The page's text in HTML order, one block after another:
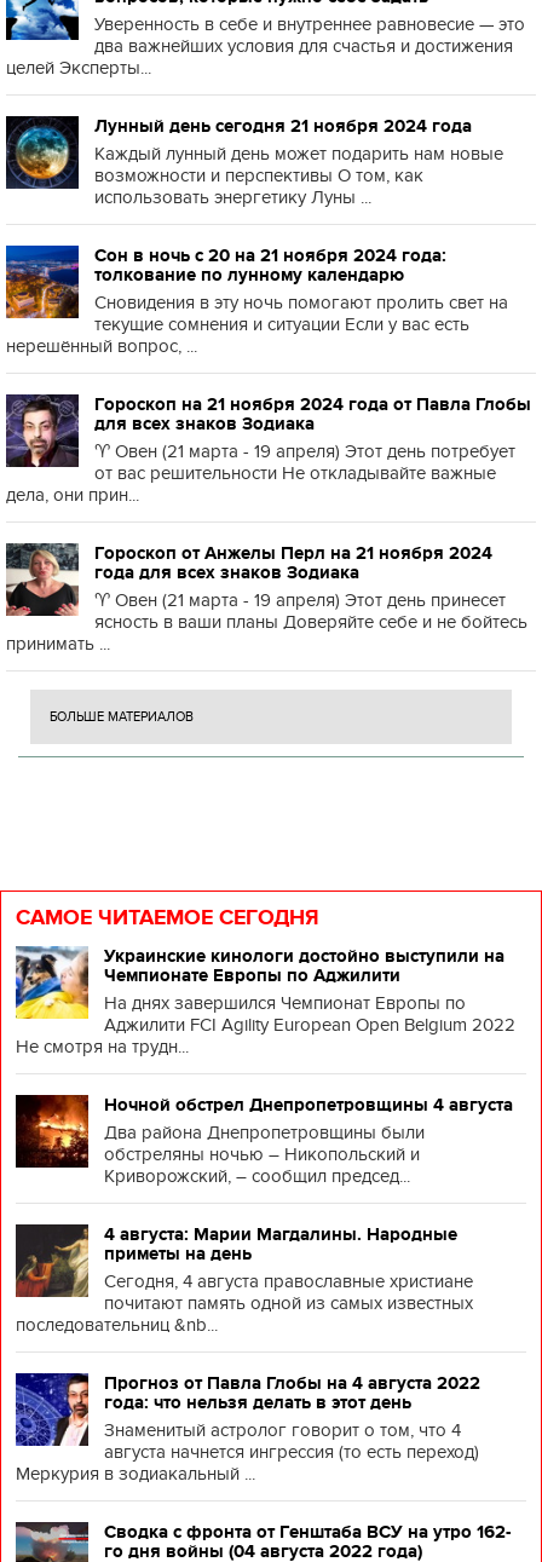
Уверенность в себе и внутреннее равновесие — это
два важнейших условия для счастья и достижения
целей Эксперты...
Лунный день сегодня 21 ноября 2024 года
Каждый лунный день может подарить нам новые
возможности и перспективы О том, как
использовать энергетику Луны ...
Сон в ночь с 20 на 21 ноября 2024 года:
толкование по лунному календарю
Сновидения в эту ночь помогают пролить свет на
текущие сомнения и ситуации Если у вас есть
нерешённый вопрос, ...
Гороскоп на 21 ноября 2024 года от Павла Глобы
для всех знаков Зодиака
♈️ Овен (21 марта - 19 апреля) Этот день потребует
от вас решительности Не откладывайте важные
дела, они прин...
Гороскоп от Анжелы Перл на 21 ноября 2024
года для всех знаков Зодиака
♈️ Овен (21 марта - 19 апреля) Этот день принесет
ясность в ваши планы Доверяйте себе и не бойтесь
принимать ...
БОЛЬШЕ МАТЕРИАЛОВ
САМОЕ ЧИТАЕМОЕ СЕГОДНЯ
Украинские кинологи достойно выступили на
Чемпионате Европы по Аджилити
На днях завершился Чемпионат Европы по
Аджилити FCI Agility European Open Belgium 2022
Не смотря на трудн...
Ночной обстрел Днепропетровщины 4 августа
Два района Днепропетровщины были
обстреляны ночью – Никопольский и
Криворожский, – сообщил председ...
4 августа: Марии Магдалины. Народные
приметы на день
Сегодня, 4 августа православные христиане
почитают память одной из самых известных
последовательниц &nb...
Прогноз от Павла Глобы на 4 августа 2022
года: что нельзя делать в этот день
Знаменитый астролог говорит о том, что 4
августа начнется ингрессия (то есть переход)
Меркурия в зодиакальный ...
Сводка с фронта от Генштаба ВСУ на утро 162-
го дня войны (04 августа 2022 года)